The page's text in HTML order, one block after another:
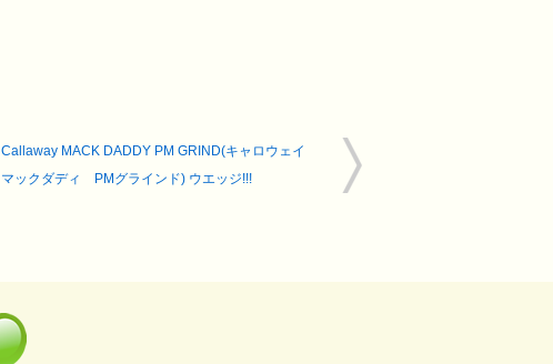
Callaway MACK DADDY PM GRIND(キャロウェイ
マックダディ PMグラインド) ウエッジ!!!